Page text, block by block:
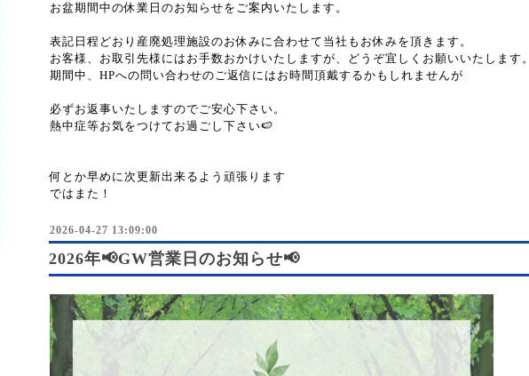
お盆期間中の休業日のお知らせをご案内いたします。
表記日程どおり産廃処理施設のお休みに合わせて当社もお休みを頂きます。
お客様、お取引先様にはお手数おかけいたしますが、どうぞ宜しくお願いいたします。
期間中、HPへの問い合わせのご返信にはお時間頂戴するかもしれませんが
必ずお返事いたしますのでご安心下さい。
熱中症等お気をつけてお過ごし下さい🍉
何とか早めに次更新出来るよう頑張ります
ではまた！
2026-04-27 13:09:00
2026年📢GW営業日のお知らせ📢